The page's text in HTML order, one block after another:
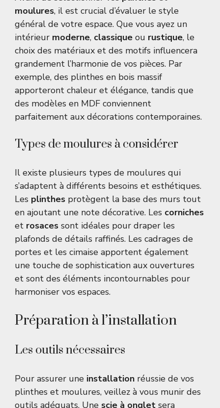
moulures, il est crucial d’évaluer le style
général de votre espace. Que vous ayez un
intérieur moderne, classique ou rustique, le
choix des matériaux et des motifs influencera
grandement l’harmonie de vos pièces. Par
exemple, des plinthes en bois massif
apporteront chaleur et élégance, tandis que
des modèles en MDF conviennent
parfaitement aux décorations contemporaines.
Types de moulures à considérer
Il existe plusieurs types de moulures qui
s’adaptent à différents besoins et esthétiques.
Les plinthes protègent la base des murs tout
en ajoutant une note décorative. Les corniches
et rosaces sont idéales pour draper les
plafonds de détails raffinés. Les cadrages de
portes et les cimaise apportent également
une touche de sophistication aux ouvertures
et sont des éléments incontournables pour
harmoniser vos espaces.
Préparation à l’installation
Les outils nécessaires
Pour assurer une installation réussie de vos
plinthes et moulures, veillez à vous munir des
outils adéquats. Une scie à onglet sera